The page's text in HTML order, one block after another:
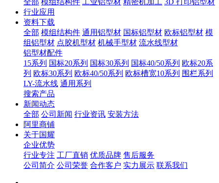
全部 模组结构件 工业铝型材 精密机加工 3D 打印铝型材
行业应用
资料下载
全部 模组结构件 通用铝型材 国标铝型材 欧标铝型材 模
组铝型材 点胶机型材 机械手型材 流水线型材
铝型材配件
15系列 国标20系列 国标30系列 国标40/50系列 欧标20系
列 欧标30系列 欧标40/50系列 欧标槽宽10系列 围栏系列
LY-流水线 通用系列
搜索产品
新闻动态
全部 公司新闻 行业资讯 安装方法
阿里商铺
关于国耀
企业优势
行业专注 工厂直销 优质品牌 售后服务
公司简介 公司荣誉 合作客户 实力展示 联系我们